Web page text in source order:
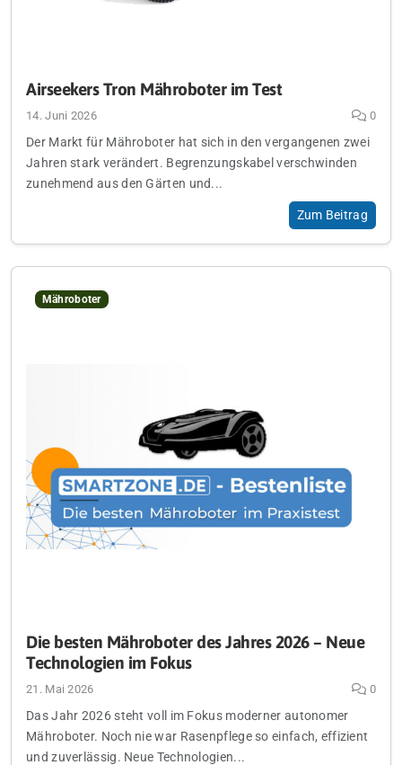
Airseekers Tron Mähroboter im Test
14. Juni 2026 0
Der Markt für Mähroboter hat sich in den vergangenen zwei
Jahren stark verändert. Begrenzungskabel verschwinden
zunehmend aus den Gärten und...
Zum Beitrag
Mähroboter
Die besten Mähroboter des Jahres 2026 – Neue
Technologien im Fokus
21. Mai 2026 0
Das Jahr 2026 steht voll im Fokus moderner autonomer
Mähroboter. Noch nie war Rasenpflege so einfach, effizient
und zuverlässig. Neue Technologien...